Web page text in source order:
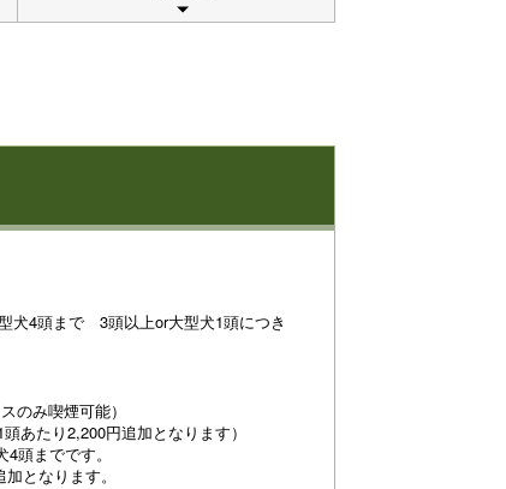
犬4頭まで 3頭以上or大型犬1頭につき
のみ喫煙可能）
あたり2,200円追加となります）
頭までです。
となります。